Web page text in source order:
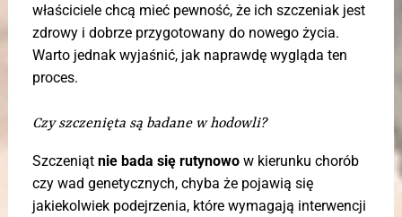
właściciele chcą mieć pewność, że ich szczeniak jest
zdrowy i dobrze przygotowany do nowego życia.
Warto jednak wyjaśnić, jak naprawdę wygląda ten
proces.
Czy szczenięta są badane w hodowli?
Szczeniątnie bada się rutynowo w kierunku chorób
czy wad genetycznych, chyba że pojawią się
jakiekolwiek podejrzenia, które wymagają interwencji